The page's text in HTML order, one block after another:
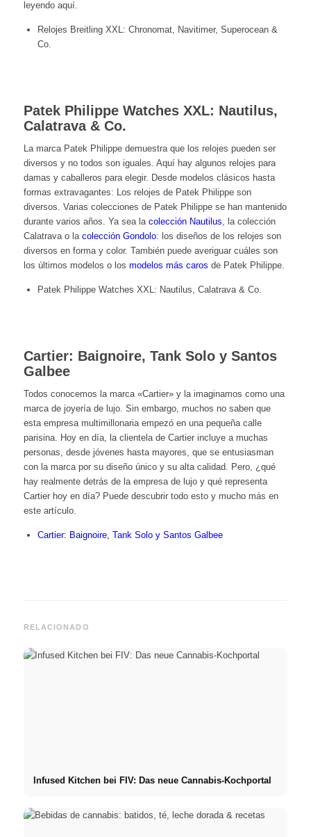
leyendo aquí.
Relojes Breitling XXL: Chronomat, Navitimer, Superocean &
Co.
Patek Philippe Watches XXL: Nautilus,
Calatrava & Co.
La marca Patek Philippe demuestra que los relojes pueden ser
diversos y no todos son iguales. Aquí hay algunos relojes para
damas y caballeros para elegir. Desde modelos clásicos hasta
formas extravagantes: Los relojes de Patek Philippe son
diversos. Varias colecciones de Patek Philippe se han mantenido
durante varios años. Ya sea la colección Nautilus , la colección
Calatravao la colección Gondolo: los diseños de los relojes son
diversos en forma y color. También puede averiguar cuáles son
los últimos modelos o los modelos más caros de Patek Philippe.
Patek Philippe Watches XXL: Nautilus, Calatrava & Co.
Cartier: Baignoire, Tank Solo y Santos
Galbee
Todos conocemos la marca «Cartier» y la imaginamos como una
marca de joyería de lujo. Sin embargo, muchos no saben que
esta empresa multimillonaria empezó en una pequeña calle
parisina. Hoy en día, la clientela de Cartier incluye a muchas
personas, desde jóvenes hasta mayores, que se entusiasman
con la marca por su diseño único y su alta calidad. Pero, ¿qué
hay realmente detrás de la empresa de lujo y qué representa
Cartier hoy en día? Puede descubrir todo esto y mucho más en
este artículo.
Cartier: Baignoire, Tank Solo y Santos Galbee
RELACIONADO
Infused Kitchen bei FIV: Das neue Cannabis-Kochportal